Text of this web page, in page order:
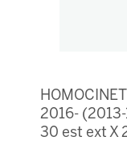
2016- (2013-
30 est ext X